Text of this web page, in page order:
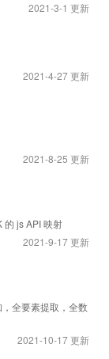
2021-3-1 更新
2021-4-27 更新
2021-8-25 更新
的 js API 映射
2021-9-17 更新
全要素提取，全数
2021-10-17 更新